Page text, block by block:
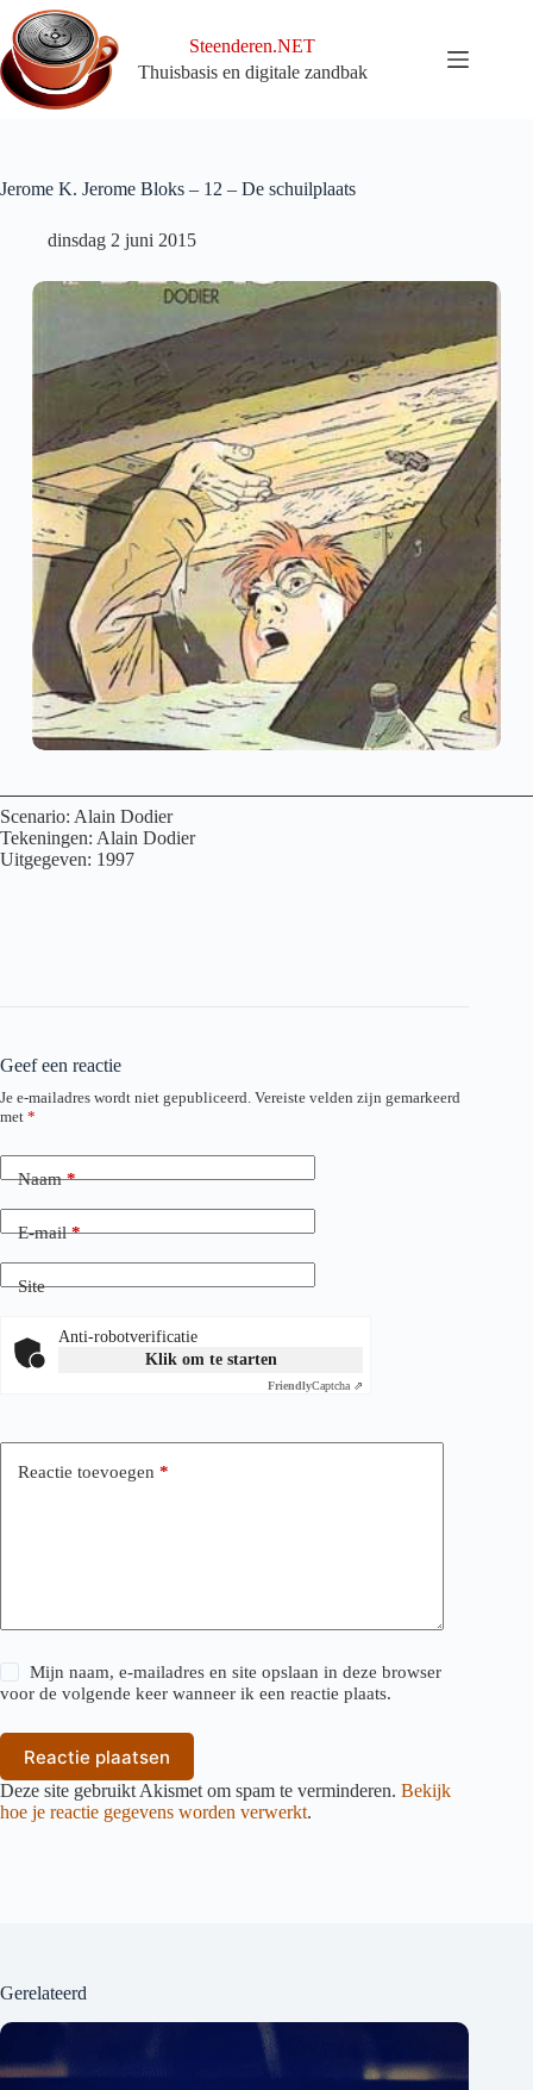
naar
de
inhoud
Steenderen.NET
Thuisbasis en digitale zandbak
Jerome K. Jerome Bloks – 12 – De schuilplaats
dinsdag 2 juni 2015
Scenario: Alain Dodier
Tekeningen: Alain Dodier
Uitgegeven: 1997
Geef een reactie
Je e-mailadres wordt niet gepubliceerd. Vereiste velden zijn gemarkeerd
met *
Naam*
E-mail*
Site
Anti-robotverificatie
Klik om te starten
FriendlyCaptcha ⇗
Reactie toevoegen *
Mijn naam, e-mailadres en site opslaan in deze browser
voor de volgende keer wanneer ik een reactie plaats.
Reactie plaatsen
Deze site gebruikt Akismet om spam te verminderen. Bekijk
hoe je reactie gegevens worden verwerkt.
Gerelateerd